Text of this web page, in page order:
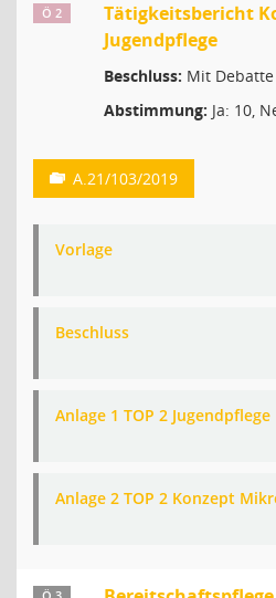
Ö 2
Tätigkeitsbericht
Jugendpflege
Beschluss: Mit
Abstimmung: Ja: 10,
A.21/103/2019
Vorlage
Beschluss
Anlage 1 TOP 2 Jugendpflege
Anlage 2 TOP 2 Konzept